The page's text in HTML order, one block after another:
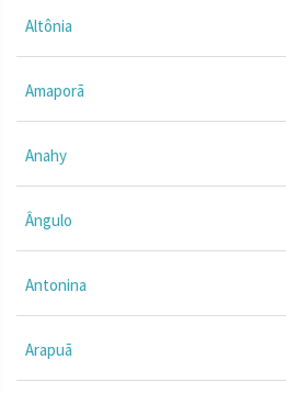
Altônia
Amaporã
Anahy
Ângulo
Antonina
Arapuã